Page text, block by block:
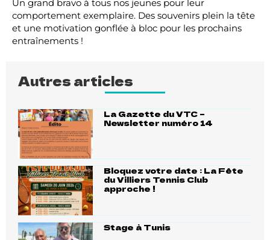
Un grand bravo à tous nos jeunes pour leur
comportement exemplaire. Des souvenirs plein la tête
et une motivation gonflée à bloc pour les prochains
entraînements !
Autres articles
La Gazette du VTC –
Newsletter numéro 14
Bloquez votre date : La Fête
du Villiers Tennis Club
approche !
Stage à Tunis